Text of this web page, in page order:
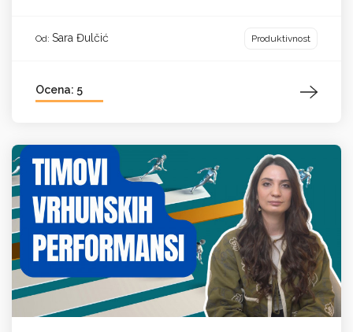
Od: Sara Đulčić Produktivnost
Ocena: 5